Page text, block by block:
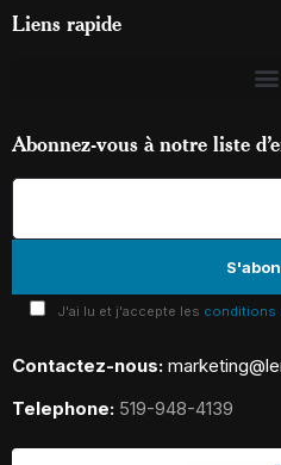
Liens rapide
Abonnez-vous à notre liste
J'ai lu et j'accepte les conditions
Contactez-nous:
Telephone: 519-948-4139